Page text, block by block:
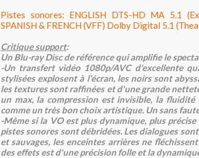
Pistes sonores: ENGLISH DTS-HD MA 5.1
SPANISH & FRENCH (VFF) Dolby Digital 5.1
Critique support:
Un Blu-ray Disc de référence qui amplifie le
-Un transfert vidéo 1080p/AVC d'excellente
stylisées explosent à l'écran, les noirs sont
les textures sont raffinées et d'une grande
un max, la compression est invisible, la
comme un très bon choix artistique. Un sans
-Même si la VO est plus dynamique, plus
pistes sonores sont débridées. Les dialogues
et sauvages, les enceintes arrières ne
des effets est d'une précision folle et la